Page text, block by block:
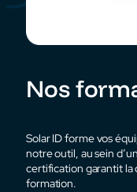
Nos
Solar ID forme vos
notre outil, au sein
certification garantit la
formation.